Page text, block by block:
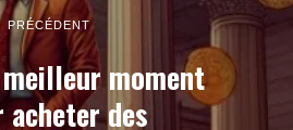
PRÉCÉDENT
moment
acheter des